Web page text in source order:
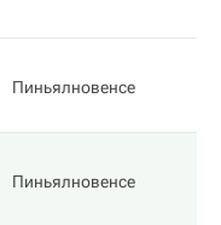
Пиньялновенсе
Пиньялновенсе